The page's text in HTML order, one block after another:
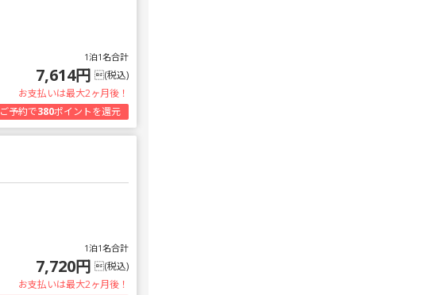
1泊1名合計
7,614円 (税込)
お支払いは最大2ヶ月後！
ご予約で380ポイントを還元
1泊1名合計
7,720円 (税込)
お支払いは最大2ヶ月後！